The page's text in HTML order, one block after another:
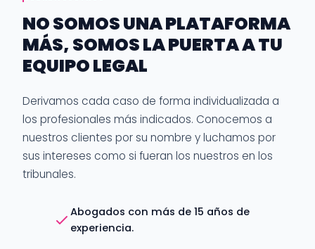
NO SOMOS UNA PLATAFORMA
MÁS, SOMOS LA PUERTA A TU
EQUIPO LEGAL
Derivamos cada caso de forma individualizada a
los profesionales más indicados. Conocemos a
nuestros clientes por su nombre y luchamos por
sus intereses como si fueran los nuestros en los
tribunales.
Abogados con más de 15 años de
experiencia.